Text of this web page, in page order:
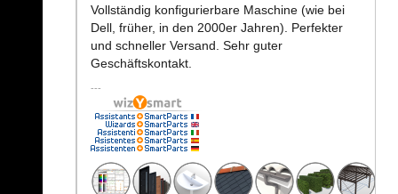
Vollständig konfigurierbare Maschine (wie bei
Dell, früher, in den 2000er Jahren). Perfekter
und schneller Versand. Sehr guter
Geschäftskontakt.